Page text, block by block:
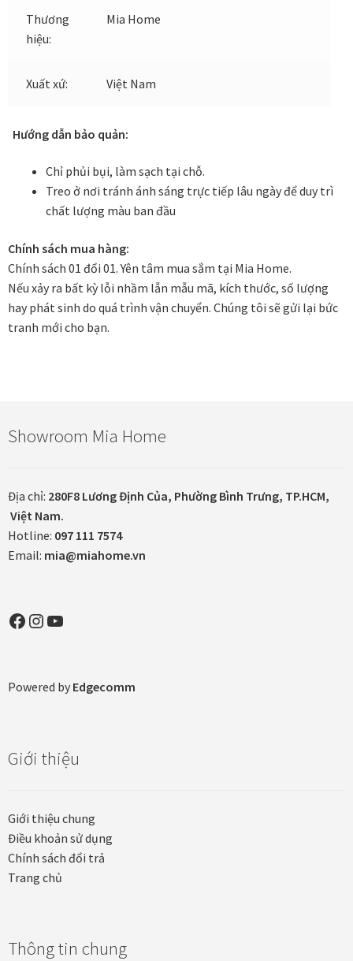
Đóng khung tranh canvas – tranh sơn dầu
Đóng khung tranh đính đá
poster, bản vẽ tay
Đóng khung tranh sơn mài
Giỏ hàng
Giới Thiệu Mia Home
Fine Art Giclée Printing
In tranh canvas theo yêu cầu
In tranh dán tường theo yêu cầu
Khung ảnh cưới
Khung tranh treo tường
Kim liên vạn phúc phòng thờ
Liên hệ
Nghệ thuật sơn mài dát vàng
Thương
hiệu:
Mia Home
Xuất xứ: Việt Nam
Hướng dẫn bảo quản:
Chỉ phủi bụi, làm sạch tại chỗ.
Treo ở nơi tránh ánh sáng trực tiếp lâu ngày để duy trì
chất lượng màu ban đầu
Chính sách mua hàng:
Chính sách 01 đổi 01. Yên tâm mua sắm tại Mia Home.
Nếu xảy ra bất kỳ lỗi nhầm lẫn mẫu mã, kích thước, số lượng
hay phát sinh do quá trình vận chuyển. Chúng tôi sẽ gửi lại bức
tranh mới cho bạn.
Showroom Mia Home
Địa chỉ: 280F8 Lương Định Của, Phường Bình Trưng, TP.HCM,
Việt Nam.
Hotline: 097 111 7574
Email: mia@miahome.vn
Facebook
Instagram
YouTube
Powered by Edgecomm
Giới thiệu
Giới thiệu chung
Điều khoản sử dụng
Chính sách đổi trả
Trang chủ
Thông tin chung